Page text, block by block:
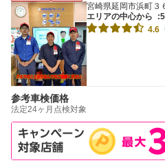
宮崎県延岡市浜町３
エリアの中心から
4.6
参考車検価格
法定24ヶ月点検対象